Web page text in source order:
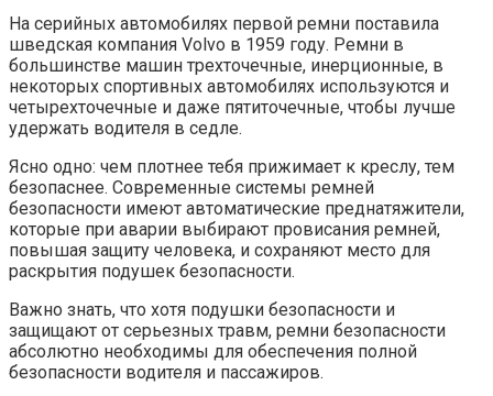
На серийных автомобилях первой ремни поставила
шведская компания Volvo в 1959 году. Ремни в
большинстве машин трехточечные, инерционные, в
некоторых спортивных автомобилях используются и
четырехточечные и даже пятиточечные, чтобы лучше
удержать водителя в седле.
Ясно одно: чем плотнее тебя прижимает к креслу, тем
безопаснее. Современные системы ремней
безопасности имеют автоматические преднатяжители,
которые при аварии выбирают провисания ремней,
повышая защиту человека, и сохраняют место для
раскрытия подушек безопасности.
Важно знать, что хотя подушки безопасности и
защищают от серьезных травм, ремни безопасности
абсолютно необходимы для обеспечения полной
безопасности водителя и пассажиров.